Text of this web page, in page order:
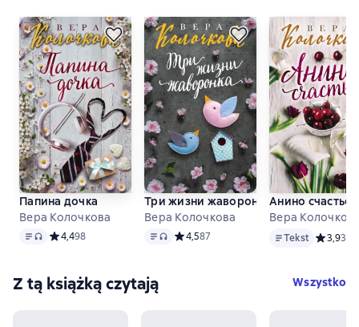
Папина дочка
Вера Колочкова
Tekst , format audio dostępny
Средний рейтинг 4,4 на основе 98 оценок
4,498
Три жизни жаворонка
Вера Колочкова
Tekst , format audio dostępny
Средний рейтинг 4,5 на основе 87
4,587
Анино счастье
Вера
TekstTekst Средний
3,939
Z tą książką czytają Wszystko